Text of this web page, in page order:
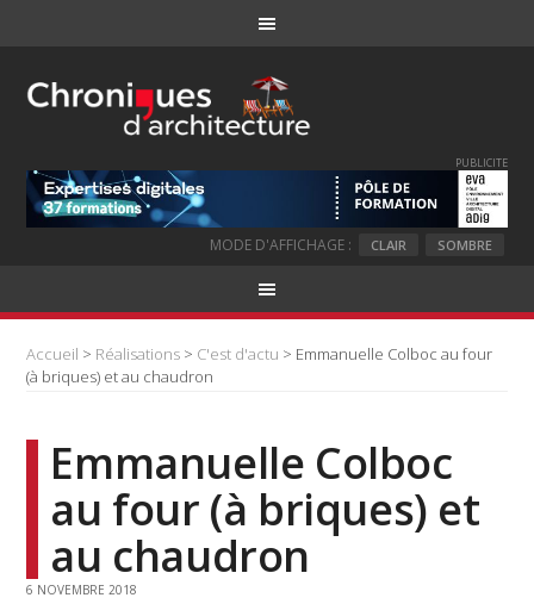
PUBLICITE
MODE D'AFFICHAGE : CLAIR SOMBRE
Accueil > Réalisations > C'est d'actu > Emmanuelle Colboc au four
(à briques) et au chaudron
Emmanuelle Colboc
au four (à briques) et
au chaudron
6 NOVEMBRE 2018